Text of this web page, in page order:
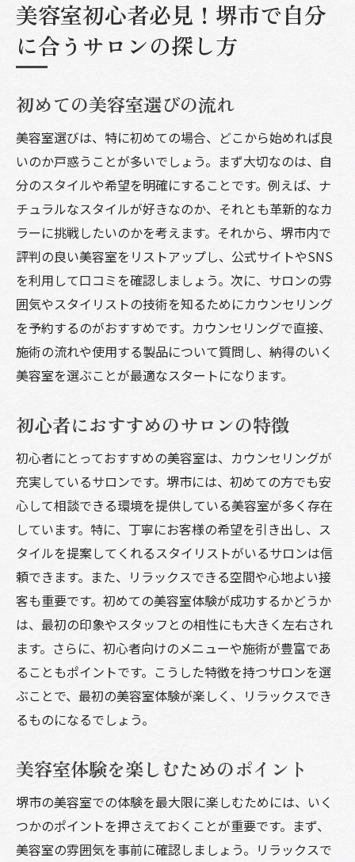
美容室初心者必見！堺市で自分
に合うサロンの探し方
初めての美容室選びの流れ
美容室選びは、特に初めての場合、どこから始めれば良
いのか戸惑うことが多いでしょう。まず大切なのは、自
分のスタイルや希望を明確にすることです。例えば、ナ
チュラルなスタイルが好きなのか、それとも革新的なカ
ラーに挑戦したいのかを考えます。それから、堺市内で
評判の良い美容室をリストアップし、公式サイトやSNS
を利用して口コミを確認しましょう。次に、サロンの雰
囲気やスタイリストの技術を知るためにカウンセリング
を予約するのがおすすめです。カウンセリングで直接、
施術の流れや使用する製品について質問し、納得のいく
美容室を選ぶことが最適なスタートになります。
初心者におすすめのサロンの特徴
初心者にとっておすすめの美容室は、カウンセリングが
充実しているサロンです。堺市には、初めての方でも安
心して相談できる環境を提供している美容室が多く存在
しています。特に、丁寧にお客様の希望を引き出し、ス
タイルを提案してくれるスタイリストがいるサロンは信
頼できます。また、リラックスできる空間や心地よい接
客も重要です。初めての美容室体験が成功するかどうか
は、最初の印象やスタッフとの相性にも大きく左右され
ます。さらに、初心者向けのメニューや施術が豊富であ
ることもポイントです。こうした特徴を持つサロンを選
ぶことで、最初の美容室体験が楽しく、リラックスでき
るものになるでしょう。
美容室体験を楽しむためのポイント
堺市の美容室での体験を最大限に楽しむためには、いく
つかのポイントを押さえておくことが重要です。まず、
美容室の雰囲気を事前に確認しましょう。リラックスで